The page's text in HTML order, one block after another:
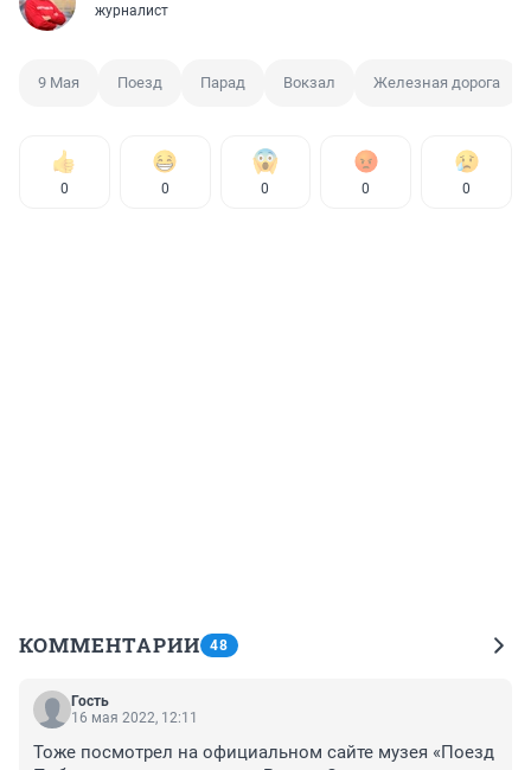
журналист
9 Мая Поезд Парад Вокзал Железная дорога
0 0 0 0 0
КОММЕНТАРИИ 48
Гость
16 мая 2022, 12:11
Тоже посмотрел на официальном сайте музея «Поезд